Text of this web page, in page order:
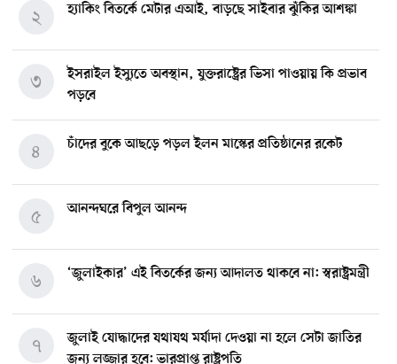
হ্যাকিং বিতর্কে মেটার এআই, বাড়ছে সাইবার ঝুঁকির আশঙ্কা
২
ইসরাইল ইস্যুতে অবস্থান, যুক্তরাষ্ট্রের ভিসা পাওয়ায় কি প্রভাব
পড়বে
৩
চাঁদের বুকে আছড়ে পড়ল ইলন মাস্কের প্রতিষ্ঠানের রকেট
৪
আনন্দঘরে বিপুল আনন্দ
৫
‘জুলাইকার’ এই বিতর্কের জন্য আদালত থাকবে না: স্বরাষ্ট্রমন্ত্রী
৬
জুলাই যোদ্ধাদের যথাযথ মর্যাদা দেওয়া না হলে সেটা জাতির
জন্য লজ্জার হবে: ভারপ্রাপ্ত রাষ্ট্রপতি
৭